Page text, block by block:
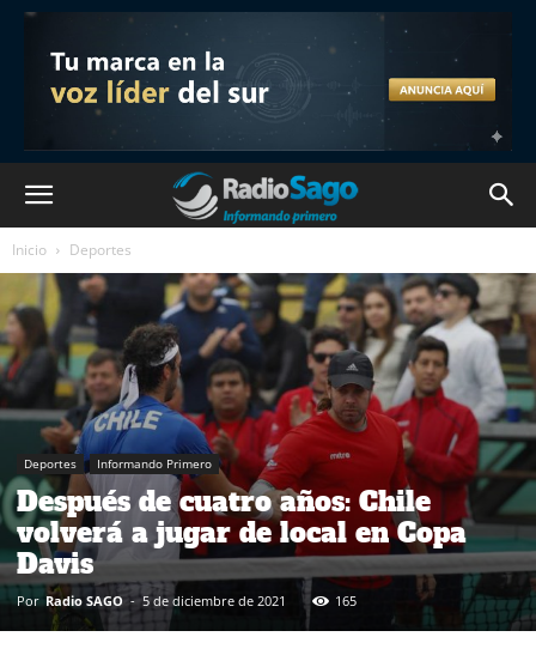
Inicio Deportes
Deportes Informando Primero
Después de cuatro años: Chile
volverá a jugar de local en Copa
Davis
Por Radio SAGO - 5 de diciembre de 2021 165